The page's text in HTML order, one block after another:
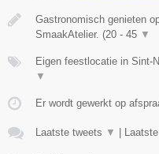
Gastronomisch genieten
SmaakAtelier. (20 - 45 ▼
Eigen feestlocatie in Sint-
▼
Er wordt gewerkt op
Laatste tweets ▼ |